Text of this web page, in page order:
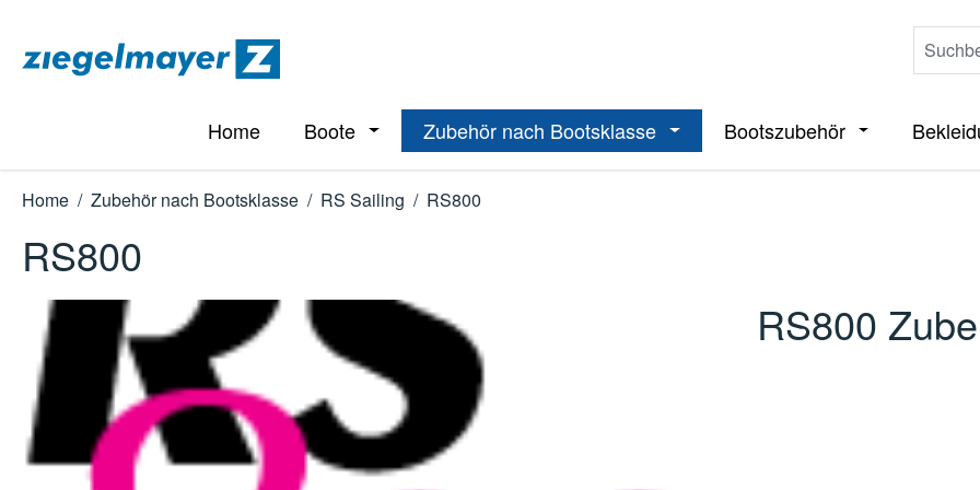
Home Boote Öffne oder Schließe das Dropdown der Kategorie Boote
Zubehör nach Bootsklasse Öffne oder Schließe das Dropdown
Bootszubehör Öffne oder
Home / Zubehör nach Bootsklasse / RS Sailing / RS800
RS800
RS800